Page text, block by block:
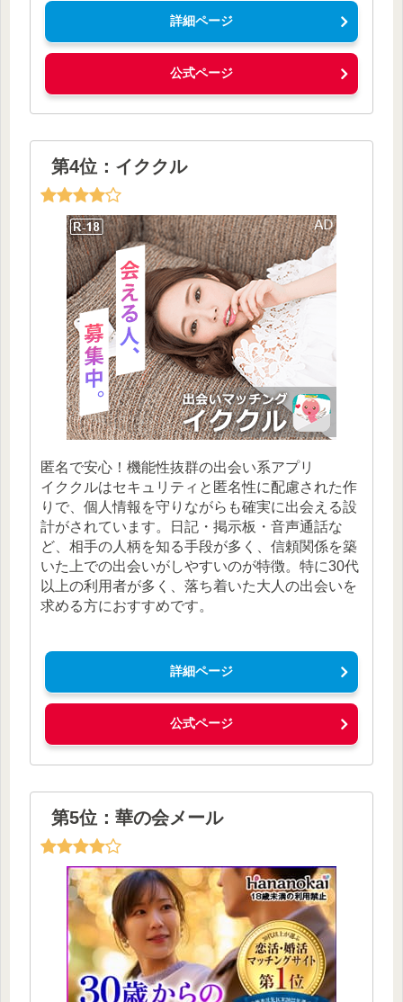
詳細ページ
公式ページ
第4位：イククル
匿名で安心！機能性抜群の出会い系アプリ
イククルはセキュリティと匿名性に配慮された作
りで、個人情報を守りながらも確実に出会える設
計がされています。日記・掲示板・音声通話な
ど、相手の人柄を知る手段が多く、信頼関係を築
いた上での出会いがしやすいのが特徴。特に30代
以上の利用者が多く、落ち着いた大人の出会いを
求める方におすすめです。
詳細ページ
公式ページ
第5位：華の会メール